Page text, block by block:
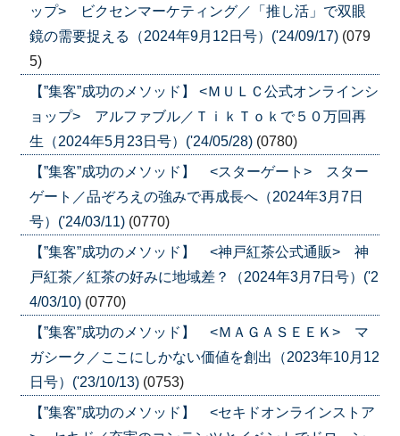
ップ> ビクセンマーケティング／「推し活」で双眼
鏡の需要捉える（2024年9月12日号）('24/09/17) (079
5)
【”集客”成功のメソッド】 <ＭＵＬＣ公式オンラインシ
ョップ> アルファブル／ＴｉｋＴｏｋで５０万回再
生（2024年5月23日号）('24/05/28) (0780)
【”集客”成功のメソッド】 <スターゲート> スター
ゲート／品ぞろえの強みで再成長へ（2024年3月7日
号）('24/03/11) (0770)
【”集客”成功のメソッド】 <神戸紅茶公式通販> 神
戸紅茶／紅茶の好みに地域差？（2024年3月7日号）('2
4/03/10) (0770)
【”集客”成功のメソッド】 <ＭＡＧＡＳＥＥＫ> マ
ガシーク／ここにしかない価値を創出（2023年10月12
日号）('23/10/13) (0753)
【”集客”成功のメソッド】 <セキドオンラインストア